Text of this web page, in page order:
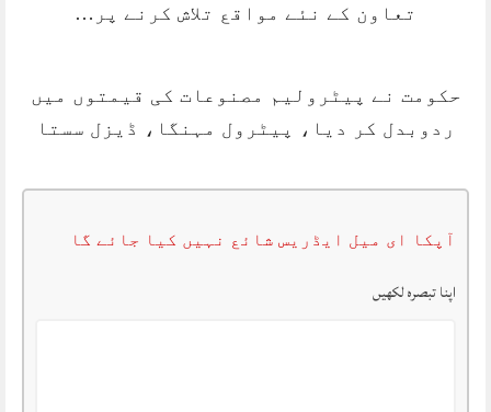
تعاون کے نئے مواقع تلاش کرنے پر…
حکومت نے پیٹرولیم مصنوعات کی قیمتوں میں
ردوبدل کر دیا، پیٹرول مہنگا، ڈیزل سستا
آپکا ای میل ایڈریس شائع نہیں کیا جائے گا
اپنا تبصرہ لکھیں